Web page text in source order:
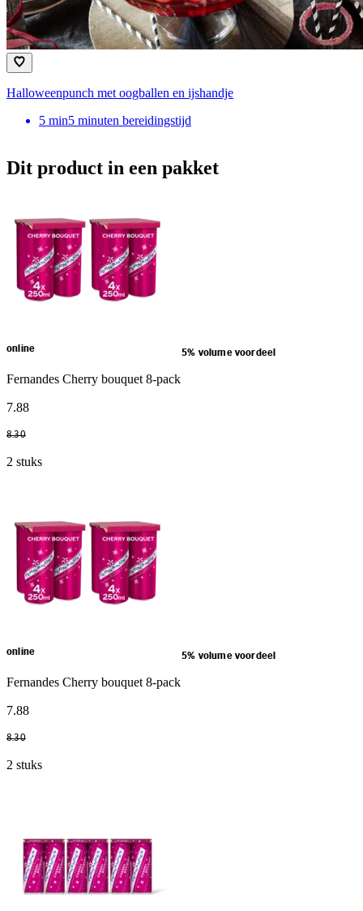
Halloweenpunch met oogballen en ijshandje
5 min5 minuten bereidingstijd
Dit product in een pakket
online 5% volume voordeel
Fernandes Cherry bouquet 8-pack
7.88
8.30
2 stuks
online 5% volume voordeel
Fernandes Cherry bouquet 8-pack
7.88
8.30
2 stuks